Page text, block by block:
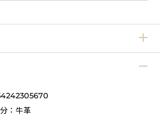
：牛革